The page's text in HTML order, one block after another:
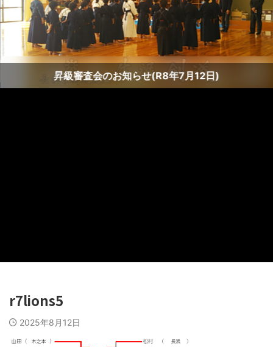
昇級審査会のお知らせ(R8年7月12日)
r7lions5
2025年8月12日